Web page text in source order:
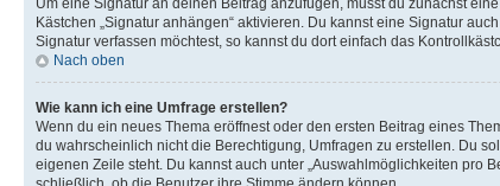
Um eine Signatur an deinen Beitrag anzufügen, musst du zunächst
Kästchen „Signatur anhängen“ aktivieren. Du kannst eine Signatur
Signatur verfassen möchtest, so kannst du dort einfach das
Nach oben
Wie kann ich eine Umfrage erstellen?
Wenn du ein neues Thema eröffnest oder den ersten Beitrag eines
du wahrscheinlich nicht die Berechtigung, Umfragen zu erstellen. Du
eigenen Zeile steht. Du kannst auch unter „Auswahlmöglichkeiten pro